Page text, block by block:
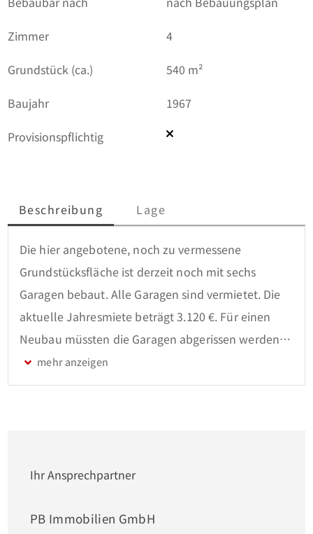
Zimmer
4
Grundstück (ca.)
540 m²
Baujahr
1967
Provisionspflichtig
Beschreibung Lage
Die hier angebotene, noch zu vermessene
Grundstücksfläche ist derzeit noch mit sechs
Garagen bebaut. Alle Garagen sind vermietet. Die
aktuelle Jahresmiete beträgt 3.120 €. Für einen
Neubau müssten die Garagen abgerissen werden.
Die Bebauung mit einem Mehrfamilienhaus mit
sechs Wohnungen und 2,5 Vollgeschossen wurde
Auch die Bebauung mit einem Einfamilienhaus
Ihr Ansprechpartner
PB Immobilien GmbH